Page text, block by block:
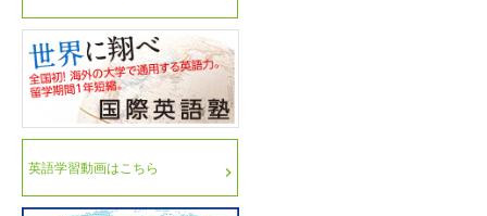
英語学習動画はこちら